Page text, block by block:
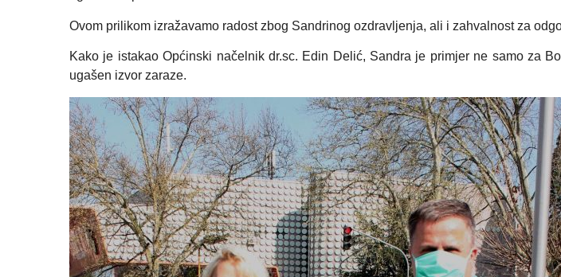
Ovom prilikom izražavamo radost zbog Sandrinog ozdravljenja, ali i zahvalnost za
Kako je istakao Općinski načelnik dr.sc. Edin Delić, Sandra je primjer ne samo za
ugašen izvor zaraze.